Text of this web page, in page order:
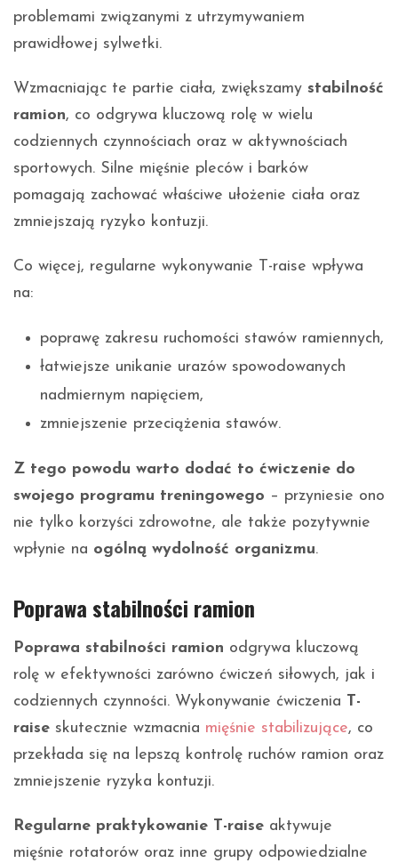
problemami związanymi z utrzymywaniem
prawidłowej sylwetki.
Wzmacniając te partie ciała, zwiększamy stabilność
ramion, co odgrywa kluczową rolę w wielu
codziennych czynnościach oraz w aktywnościach
sportowych. Silne mięśnie pleców i barków
pomagają zachować właściwe ułożenie ciała oraz
zmniejszają ryzyko kontuzji.
Co więcej, regularne wykonywanie T-raise wpływa
na:
poprawę zakresu ruchomości stawów ramiennych,
łatwiejsze unikanie urazów spowodowanych
nadmiernym napięciem,
zmniejszenie przeciążenia stawów.
Z tego powodu warto dodać to ćwiczenie do
swojego programu treningowego – przyniesie ono
nie tylko korzyści zdrowotne, ale także pozytywnie
wpłynie na ogólną wydolność organizmu.
Poprawa stabilności ramion
Poprawa stabilności ramion odgrywa kluczową
rolę w efektywności zarówno ćwiczeń siłowych, jak i
codziennych czynności. Wykonywanie ćwiczenia T-
raise skutecznie wzmacnia mięśnie stabilizujące, co
przekłada się na lepszą kontrolę ruchów ramion oraz
zmniejszenie ryzyka kontuzji.
Regularne praktykowanie T-raise aktywuje
mięśnie rotatorów oraz inne grupy odpowiedzialne